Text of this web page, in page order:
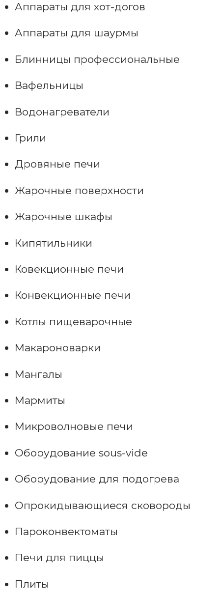
Аппараты для хот-догов
Аппараты для шаурмы
Блинницы профессиональные
Вафельницы
Водонагреватели
Грили
Дровяные печи
Жарочные поверхности
Жарочные шкафы
Кипятильники
Ковекционные печи
Конвекционные печи
Котлы пищеварочные
Макароноварки
Мангалы
Мармиты
Микроволновые печи
Оборудование sous-vide
Оборудование для подогрева
Опрокидывающиеся сковороды
Пароконвектоматы
Печи для пиццы
Плиты